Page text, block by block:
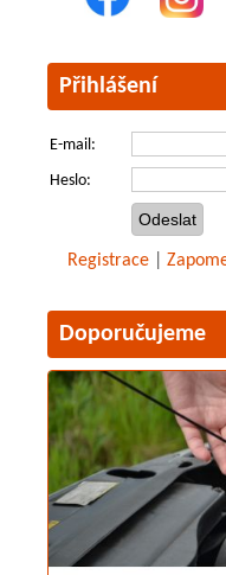
Přihlášení
E-mail:
Heslo:
Registrace
Doporučujeme